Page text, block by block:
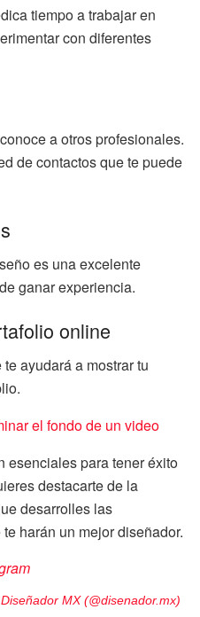
tiempo a trabajar en
con diferentes
a otros profesionales.
de contactos que te puede
es una excelente
ganar experiencia.
online
ayudará a mostrar tu
el fondo de un video
esenciales para tener éxito
destacarte de la
desarrolles las
harán un mejor diseñador.
MX (@disenador.mx)